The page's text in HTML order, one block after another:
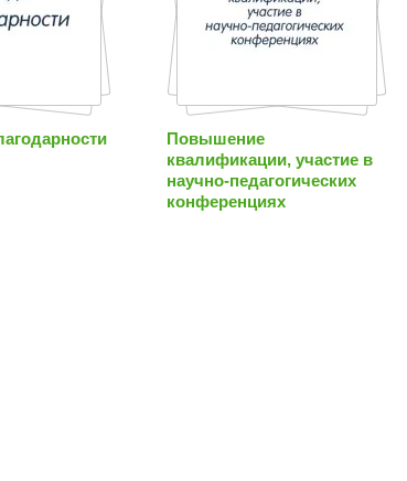
Повышение
квалификации, участие в
научно-педагогических
конференциях